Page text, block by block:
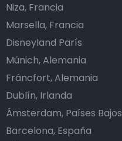
Niza, Francia
Marsella, Francia
Disneyland París
Múnich, Alemania
Fráncfort, Alemania
Dublín, Irlanda
Ámsterdam, Países Bajos
Barcelona, España